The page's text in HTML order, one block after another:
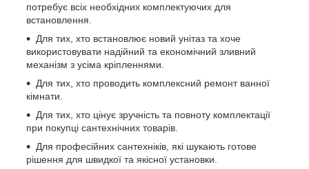
потребує всіх необхідних комплектуючих для
встановлення.
Для тих, хто встановлює новий унітаз та хоче
використовувати надійний та економічний зливний
механізм з усіма кріпленнями.
Для тих, хто проводить комплексний ремонт ванної
кімнати.
Для тих, хто цінує зручність та повноту комплектації
при покупці сантехнічних товарів.
Для професійних сантехніків, які шукають готове
рішення для швидкої та якісної установки.